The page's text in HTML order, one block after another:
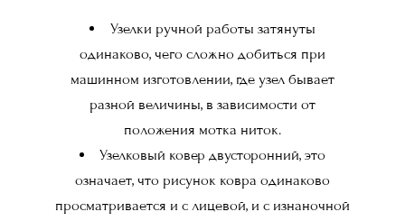
Узелки ручной работы затянуты
одинаково, чего сложно добиться при
машинном изготовлении, где узел бывает
разной величины, в зависимости от
положения мотка ниток.
Узелковый ковер двусторонний, это
означает, что рисунок ковра одинаково
просматривается и с лицевой, и с изнаночной